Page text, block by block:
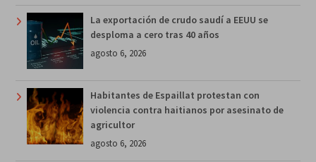
La exportación de crudo saudí a EEUU se
desploma a cero tras 40 años
agosto 6, 2026
Habitantes de Espaillat protestan con
violencia contra haitianos por asesinato de
agricultor
agosto 6, 2026